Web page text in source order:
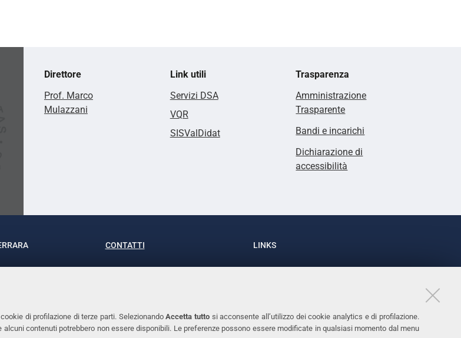
di profilazione di terze parti. SelezionandoAccetta tutto si acconsente all’utilizzo dei cookie analytics e di profilazione.
contenuti potrebbero non essere disponibili. Le preferenze possono essere modificate in qualsiasi momento dal menu
Direttore
Prof. Marco
Mulazzani
Link utili
Servizi DSA
VQR
SISValDidat
Trasparenza
Amministrazione
Trasparente
Bandi e incarichi
Dichiarazione di
accessibilità
CONTATTI
Tel. +39 0532 293111
LINKS
Accessibilità
Cookies